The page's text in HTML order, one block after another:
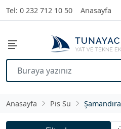
Tel: 0 232 712 10 50 Anasayfa
Anasayfa Pis Su Şamandıra